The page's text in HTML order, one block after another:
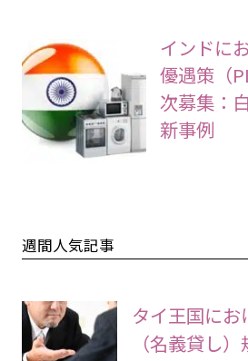
インドに
優遇策（
次募集：
新事例
週間人気記事
タイ王国にお
（名義貸し